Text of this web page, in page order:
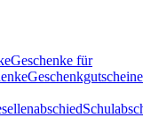
Geschenke für
Geschenkgutscheine